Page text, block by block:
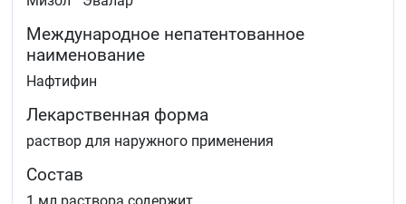
Международное непатентованное
наименование
Нафтифин
Лекарственная форма
раствор для наружного применения
Состав